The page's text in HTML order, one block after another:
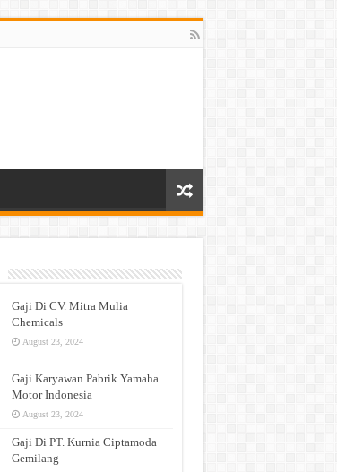
Gaji Di CV. Mitra Mulia
Chemicals
August 23, 2024
Gaji Karyawan Pabrik Yamaha
Motor Indonesia
August 23, 2024
Gaji Di PT. Kurnia Ciptamoda
Gemilang